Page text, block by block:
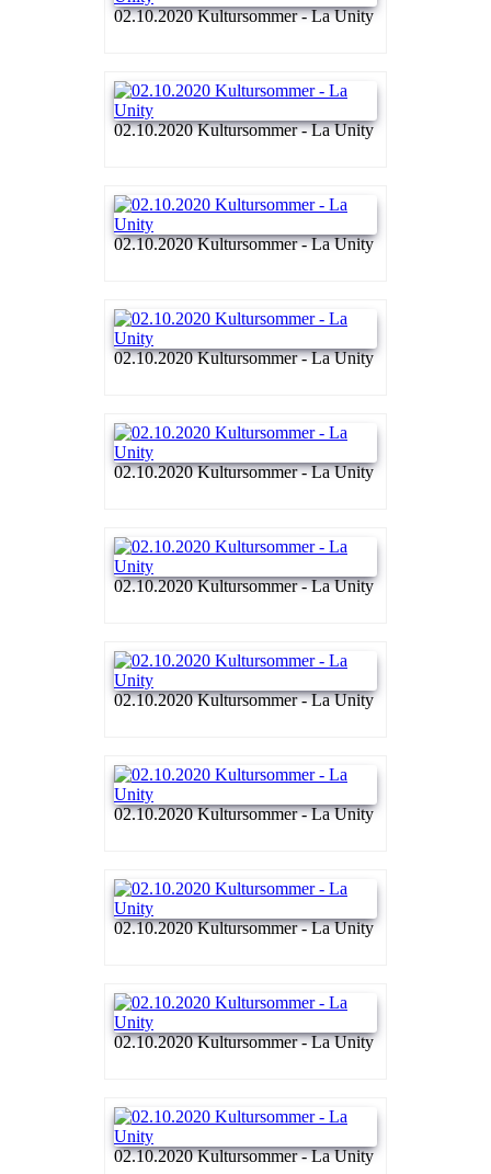
02.10.2020 Kultursommer - La Unity
02.10.2020 Kultursommer - La Unity
02.10.2020 Kultursommer - La Unity
02.10.2020 Kultursommer - La Unity
02.10.2020 Kultursommer - La Unity
02.10.2020 Kultursommer - La Unity
02.10.2020 Kultursommer - La Unity
02.10.2020 Kultursommer - La Unity
02.10.2020 Kultursommer - La Unity
02.10.2020 Kultursommer - La Unity
02.10.2020 Kultursommer - La Unity